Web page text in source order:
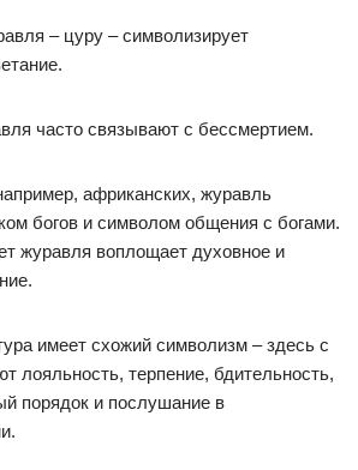
– цуру – символизирует
часто связывают с бессмертием.
африканских, журавль
богов и символом общения с богами.
журавля воплощает духовное и
имеет схожий символизм – здесь с
лояльность, терпение, бдительность,
порядок и послушание в